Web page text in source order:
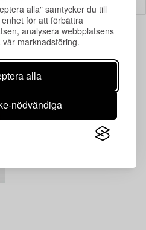
alla" samtycker du till
för att förbättra
analysera webbplatsens
marknadsföring.
alla
nödvändiga
RENSA ALLA